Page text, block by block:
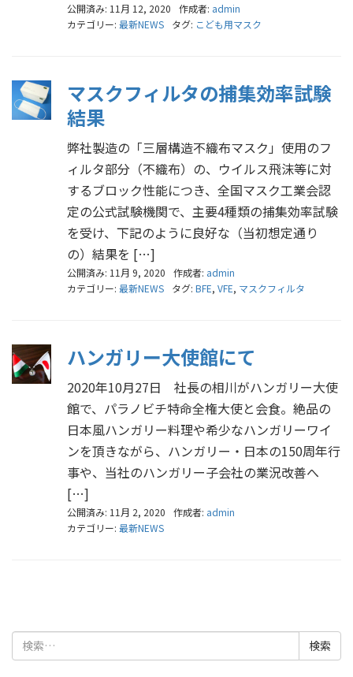
公開済み: 11月 12, 2020 作成者: admin
カテゴリー: 最新NEWS タグ: こども用マスク
マスクフィルタの捕集効率試験
結果
弊社製造の「三層構造不織布マスク」使用のフ
ィルタ部分（不織布）の、ウイルス飛沫等に対
するブロック性能につき、全国マスク工業会認
定の公式試験機関で、主要4種類の捕集効率試験
を受け、下記のように良好な（当初想定通り
の）結果を […]
公開済み: 11月 9, 2020 作成者: admin
カテゴリー: 最新NEWS タグ: BFE, VFE, マスクフィルタ
ハンガリー大使館にて
2020年10月27日 社長の相川がハンガリー大使
館で、パラノビチ特命全権大使と会食。絶品の
日本風ハンガリー料理や希少なハンガリーワイ
ンを頂きながら、ハンガリー・日本の150周年行
事や、当社のハンガリー子会社の業況改善へ
[…]
公開済み: 11月 2, 2020 作成者: admin
カテゴリー: 最新NEWS
索: